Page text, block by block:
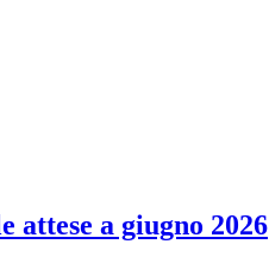
a giugno 2026